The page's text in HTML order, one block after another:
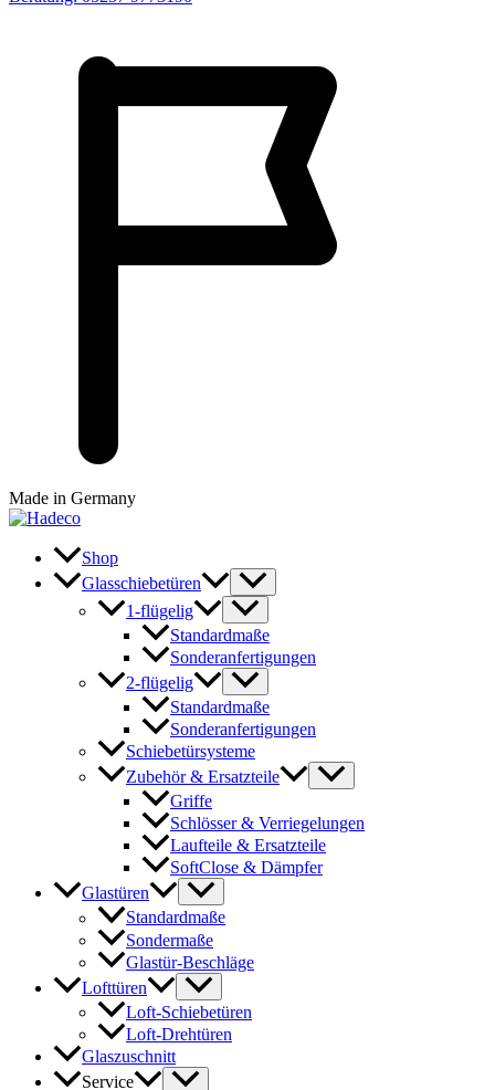
Made in Germany
Shop
Glasschiebetüren
1-flügelig
Standardmaße
Sonderanfertigungen
2-flügelig
Standardmaße
Sonderanfertigungen
Schiebetürsysteme
Zubehör & Ersatzteile
Griffe
Schlösser & Verriegelungen
Laufteile & Ersatzteile
SoftClose & Dämpfer
Glastüren
Standardmaße
Sondermaße
Glastür-Beschläge
Lofttüren
Loft-Schiebetüren
Loft-Drehtüren
Glaszuschnitt
Service